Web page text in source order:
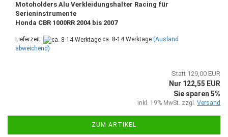
Motoholders Alu Verkleidungshalter Racing für
Serieninstrumente
Honda CBR 1000RR 2004 bis 2007
Lieferzeit: ca. 8-14 Werktage (Ausland
abweichend)
Statt 129,00 EUR
Nur 122,55 EUR
Sie sparen 5%
inkl. 19% MwSt. zzgl. Versand
ZUM ARTIKEL